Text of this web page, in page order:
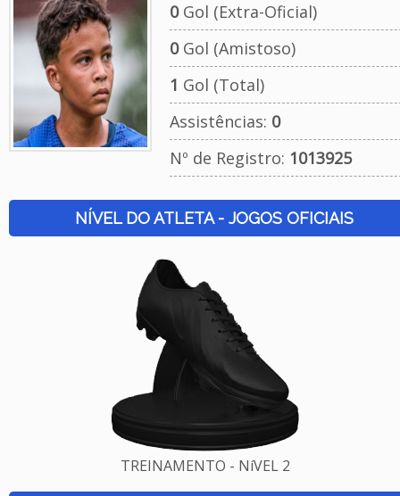
0Gol (Extra-Oficial)
0Gol (Amistoso)
1 Gol (Total)
Assistências: 0
Nº de Registro: 1013925
NÍVEL DO ATLETA - JOGOS OFICIAIS
TREINAMENTO - NíVEL 2